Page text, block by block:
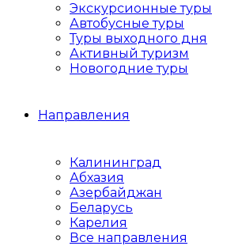
Экскурсионные туры
Автобусные туры
Туры выходного дня
Активный туризм
Новогодние туры
Направления
Калининград
Абхазия
Азербайджан
Беларусь
Карелия
Все направления